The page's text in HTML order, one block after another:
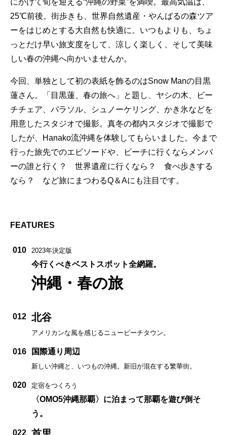
25℃前後。街歩きも、世界自然遺産・やんばるの森ツア
ーをはじめとする大自然も快適に。いつもよりも、ちょ
っとだけ早い旅支度をして、涼しく楽しく、そして美味
しい春の沖縄へ向かいませんか。
今回、単独として初の表紙を飾るのはSnow Manの目黒
蓮さん。「目黒蓮、春の旅へ」と題し、ヤシの木、ビー
チチェア、パラソル、シュノーケリング、かき氷などを
用意したスタジオで撮影。真冬の都内スタジオで撮影で
したが、Hanako流沖縄を体験してもらいました。今まで
行った旅先でのエピソードや、ビーチに行くならメンバ
ーの誰と行く？ 世界遺産に行くなら？ 食べ歩きする
なら？ など旅にまつわるQ＆Aにも注目です。
FEATURES
010 2023年決定版
今行くべきベストスポット全網羅。
沖縄・春の旅
012 北谷
アメリカンな風を感じるニュービーチタウン。
016 国際通り周辺
新しい沖縄と、いつもの沖縄。新旧が混在する繁華街。
020 定宿をつくろう
〈OMO5沖縄那覇〉に泊まって那覇を遊び倒そ
う。
022